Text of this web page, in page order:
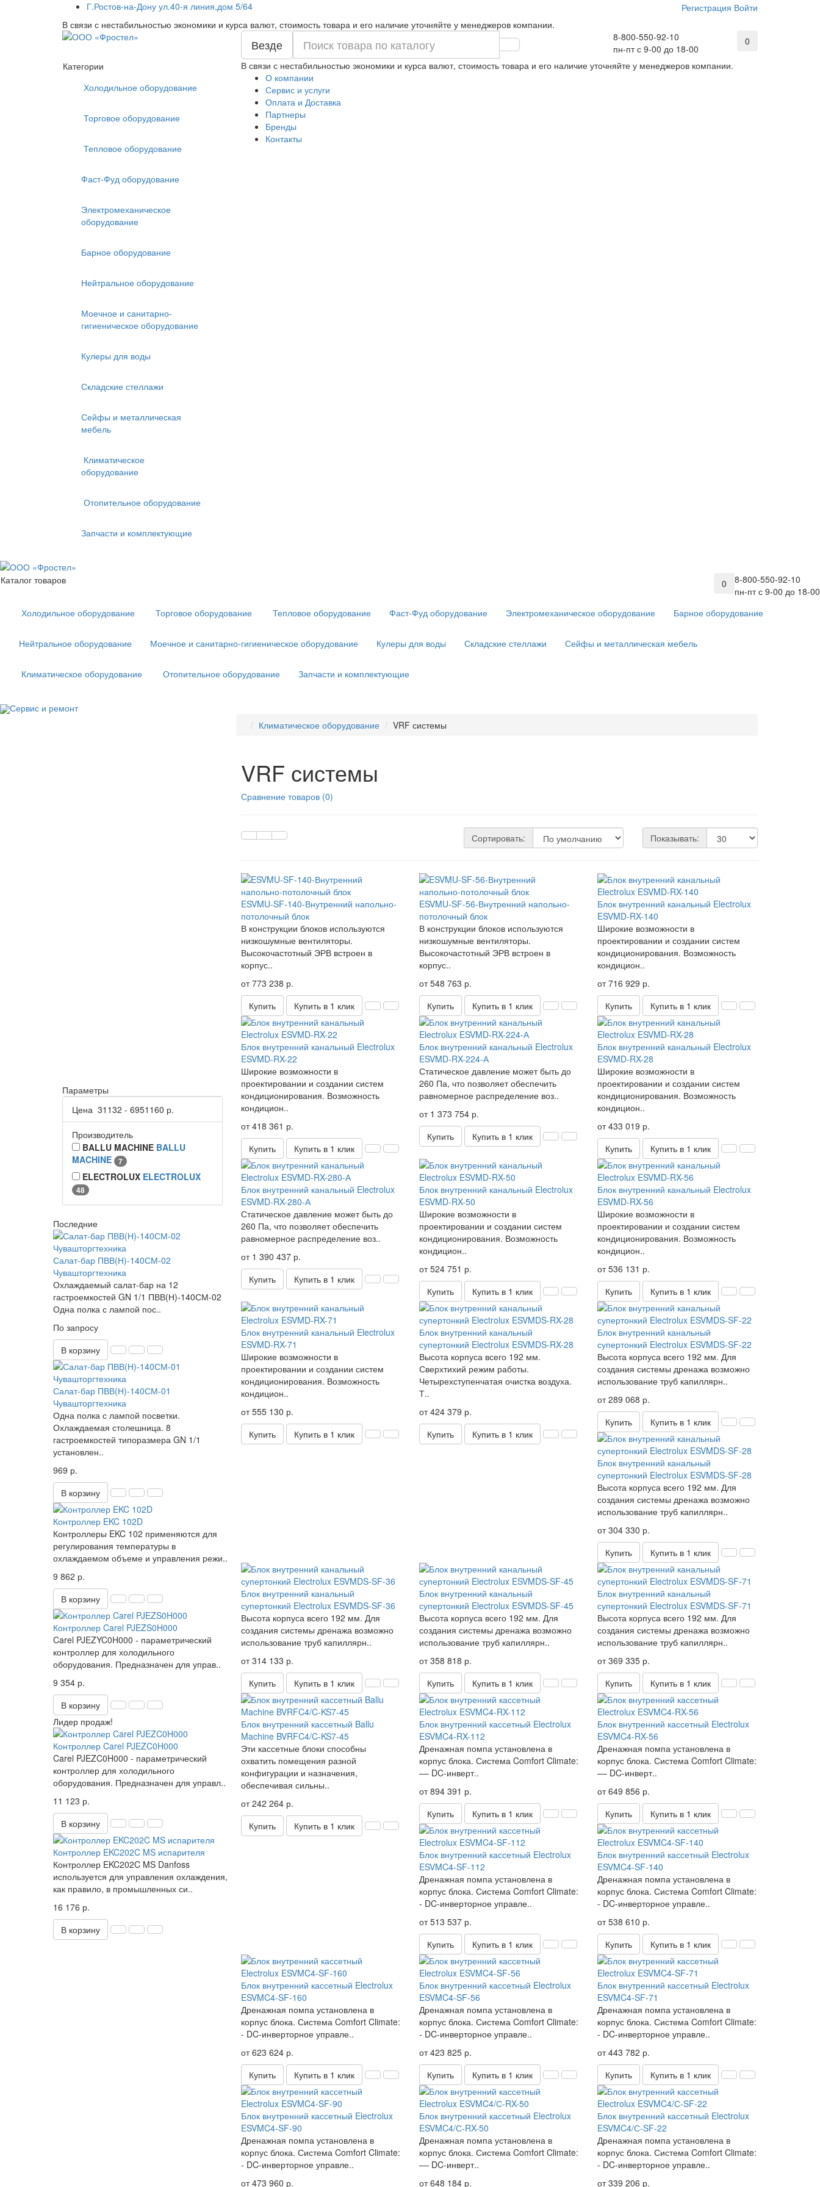
Регистрация Войти
Г.Ростов-на-Дону ул.40-я линия,дом 5/64
В связи с нестабильностью экономики и курса валют, стоимость товара и его наличие уточняйте у менеджеров компании.
8-800-550-92-10
пн-пт с 9-00 до 18-00
0
Везде
В связи с нестабильностью экономики и курса валют, стоимость товара и его наличие уточняйте у менеджеров компании.
О компании
Сервис и услуги
Оплата и Доставка
Партнеры
Бренды
Контакты
Категории
Холодильное оборудование
Торговое оборудование
Тепловое оборудование
Фаст-Фуд оборудование
Электромеханическое
оборудование
Барное оборудование
Нейтральное оборудование
Моечное и санитарно-
гигиеническое оборудование
Кулеры для воды
Складские стеллажи
Сейфы и металлическая
мебель
Климатическое
оборудование
Отопительное оборудование
Запчасти и комплектующие
8-800-550-92-10
пн-пт с 9-00 до 18-00
0
Каталог товаров
Холодильное оборудование Торговое оборудование Тепловое оборудование Фаст-Фуд оборудование Электромеханическое оборудование Барное оборудование
Нейтральное оборудование Моечное и санитарно-гигиеническое оборудование Кулеры для воды Складские стеллажи Сейфы и металлическая мебель
Климатическое оборудование Отопительное оборудование Запчасти и комплектующие
Сервис и ремонт
Климатическое оборудование
VRF системы
Параметры
Цена 31132 - 6951160 р.
Производитель
BALLU MACHINE BALLU
MACHINE
7
ELECTROLUX ELECTROLUX
48
Последние
Салат-бар ПВВ(Н)-140СМ-02
Чувашторгтехника
Охлаждаемый салат-бар на 12
гастроемкостей GN 1/1 ПВВ(Н)-140СМ-02
Одна полка с лампой пос..
По запросу
В корзину
Салат-бар ПВВ(Н)-140СМ-01
Чувашторгтехника
Одна полка с лампой посветки.
Охлаждаемая столешница. 8
гастроемкостей типоразмера GN 1/1
установлен..
969 р.
В корзину
Контроллер EKC 102D
Контроллеры EKC 102 применяются для
регулирования температуры в
охлаждаемом объеме и управления режи..
9 862 р.
В корзину
Контроллер Carel PJEZS0H000
Carel PJEZYC0H000 - параметрический
контроллер для холодильного
оборудования. Предназначен для управ..
9 354 р.
В корзину
Лидер продаж!
Контроллер Carel PJEZC0H000
Carel PJEZC0H000 - параметрический
контроллер для холодильного
оборудования. Предназначен для управл..
11 123 р.
В корзину
Контроллер EKC202C MS испарителя
Контроллер EKC202C MS Danfoss
используется для управления охлаждения,
как правило, в промышленных си..
16 176 р.
В корзину
VRF системы
Сравнение товаров (0)
Сортировать: Показывать:
ESVMU-SF-140-Внутренний напольно-
потолочный блок
В конструкции блоков используются
низкошумные вентиляторы.
Высокочастотный ЭРВ встроен в
корпус..
от 773 238 р.
Купить
Купить в 1 клик
ESVMU-SF-56-Внутренний напольно-
потолочный блок
В конструкции блоков используются
низкошумные вентиляторы.
Высокочастотный ЭРВ встроен в
корпус..
от 548 763 р.
Купить
Купить в 1 клик
Блок внутренний канальный Electrolux
ESVMD-RX-140
Широкие возможности в
проектировании и создании систем
кондиционирования. Возможность
кондицион..
от 716 929 р.
Купить
Купить в 1 клик
Блок внутренний канальный Electrolux
ESVMD-RX-22
Широкие возможности в
проектировании и создании систем
кондиционирования. Возможность
кондицион..
от 418 361 р.
Купить
Купить в 1 клик
Блок внутренний канальный Electrolux
ESVMD-RX-224-А
Статическое давление может быть до
260 Па, что позволяет обеспечить
равномерное распределение воз..
от 1 373 754 р.
Купить
Купить в 1 клик
Блок внутренний канальный Electrolux
ESVMD-RX-28
Широкие возможности в
проектировании и создании систем
кондиционирования. Возможность
кондицион..
от 433 019 р.
Купить
Купить в 1 клик
Блок внутренний канальный Electrolux
ESVMD-RX-280-А
Статическое давление может быть до
260 Па, что позволяет обеспечить
равномерное распределение воз..
от 1 390 437 р.
Купить
Купить в 1 клик
Блок внутренний канальный Electrolux
ESVMD-RX-50
Широкие возможности в
проектировании и создании систем
кондиционирования. Возможность
кондицион..
от 524 751 р.
Купить
Купить в 1 клик
Блок внутренний канальный Electrolux
ESVMD-RX-56
Широкие возможности в
проектировании и создании систем
кондиционирования. Возможность
кондицион..
от 536 131 р.
Купить
Купить в 1 клик
Блок внутренний канальный Electrolux
ESVMD-RX-71
Широкие возможности в
проектировании и создании систем
кондиционирования. Возможность
кондицион..
от 555 130 р.
Купить
Купить в 1 клик
Блок внутренний канальный
супертонкий Electrolux ESVMDS-RX-28
Высота корпуса всего 192 мм.
Сверхтихий режим работы.
Четырехступенчатая очистка воздуха.
Т..
от 424 379 р.
Купить
Купить в 1 клик
Блок внутренний канальный
супертонкий Electrolux ESVMDS-SF-22
Высота корпуса всего 192 мм. Для
создания системы дренажа возможно
использование труб капиллярн..
от 289 068 р.
Купить
Купить в 1 клик
Блок внутренний канальный
супертонкий Electrolux ESVMDS-SF-28
Высота корпуса всего 192 мм. Для
создания системы дренажа возможно
использование труб капиллярн..
от 304 330 р.
Купить
Купить в 1 клик
Блок внутренний канальный
супертонкий Electrolux ESVMDS-SF-36
Высота корпуса всего 192 мм. Для
создания системы дренажа возможно
использование труб капиллярн..
от 314 133 р.
Купить
Купить в 1 клик
Блок внутренний канальный
супертонкий Electrolux ESVMDS-SF-45
Высота корпуса всего 192 мм. Для
создания системы дренажа возможно
использование труб капиллярн..
от 358 818 р.
Купить
Купить в 1 клик
Блок внутренний канальный
супертонкий Electrolux ESVMDS-SF-71
Высота корпуса всего 192 мм. Для
создания системы дренажа возможно
использование труб капиллярн..
от 369 335 р.
Купить
Купить в 1 клик
Блок внутренний кассетный Ballu
Machine BVRFC4/C-KS7-45
Эти кассетные блоки способны
охватить помещения разной
конфигурации и назначения,
обеспечивая сильны..
от 242 264 р.
Купить
Купить в 1 клик
Блок внутренний кассетный Electrolux
ESVMC4-RX-112
Дренажная помпа установлена в
корпус блока. Система Comfort Climate:
–– DC-инверт..
от 894 391 р.
Купить
Купить в 1 клик
Блок внутренний кассетный Electrolux
ESVMC4-RX-56
Дренажная помпа установлена в
корпус блока. Система Comfort Climate:
–– DC-инверт..
от 649 856 р.
Купить
Купить в 1 клик
Блок внутренний кассетный Electrolux
ESVMC4-SF-112
Дренажная помпа установлена в
корпус блока. Система Comfort Climate:
- DC-инверторное управле..
от 513 537 р.
Купить
Купить в 1 клик
Блок внутренний кассетный Electrolux
ESVMC4-SF-140
Дренажная помпа установлена в
корпус блока. Система Comfort Climate:
- DC-инверторное управле..
от 538 610 р.
Купить
Купить в 1 клик
Блок внутренний кассетный Electrolux
ESVMC4-SF-160
Дренажная помпа установлена в
корпус блока. Система Comfort Climate:
- DC-инверторное управле..
от 623 624 р.
Купить
Купить в 1 клик
Блок внутренний кассетный Electrolux
ESVMC4-SF-56
Дренажная помпа установлена в
корпус блока. Система Comfort Climate:
- DC-инверторное управле..
от 423 825 р.
Купить
Купить в 1 клик
Блок внутренний кассетный Electrolux
ESVMC4-SF-71
Дренажная помпа установлена в
корпус блока. Система Comfort Climate:
- DC-инверторное управле..
от 443 782 р.
Купить
Купить в 1 клик
Блок внутренний кассетный Electrolux
ESVMC4-SF-90
Дренажная помпа установлена в
корпус блока. Система Comfort Climate:
- DC-инверторное управле..
от 473 960 р.
Блок внутренний кассетный Electrolux
ESVMC4/С-RX-50
Дренажная помпа установлена в
корпус блока. Система Comfort Climate:
–– DC-инверт..
от 648 184 р.
Блок внутренний кассетный Electrolux
ESVMC4/С-SF-22
Дренажная помпа установлена в
корпус блока. Система Comfort Climate:
- DC-инверторное управле..
от 339 206 р.